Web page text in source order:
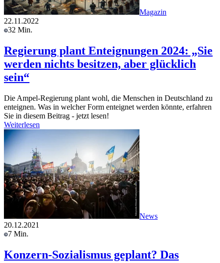
Magazin
22.11.2022
32 Min.
Regierung plant Enteignungen 2024: „Sie
werden nichts besitzen, aber glücklich
sein“
Die Ampel-Regierung plant wohl, die Menschen in Deutschland zu
enteignen. Was in welcher Form enteignet werden könnte, erfahren
Sie in diesem Beitrag - jetzt lesen!
Weiterlesen
News
20.12.2021
7 Min.
Konzern-Sozialismus geplant? Das